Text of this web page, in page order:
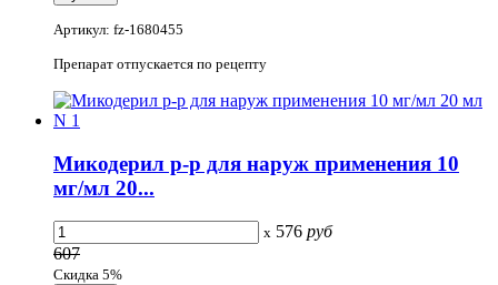
Артикул: fz-1680455
Препарат отпускается по рецепту
Микодерил р-р для наруж применения 10
мг/мл 20...
x 576 руб
607
Скидка 5%